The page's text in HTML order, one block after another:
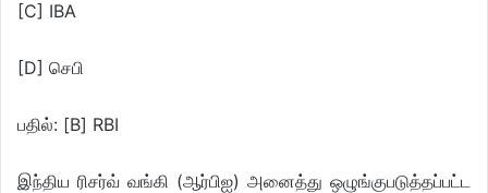
[C] IBA
[D] செபி
பதில்: [B] RBI
இந்திய ரிசர்வ் வங்கி (ஆர்பிஐ) அனைத்து ஒழுங்குபடுத்தப்பட்ட